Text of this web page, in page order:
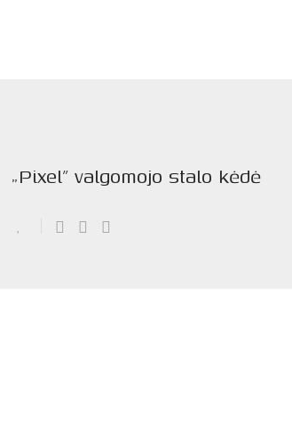
„Pixel” valgomojo stalo kėdė